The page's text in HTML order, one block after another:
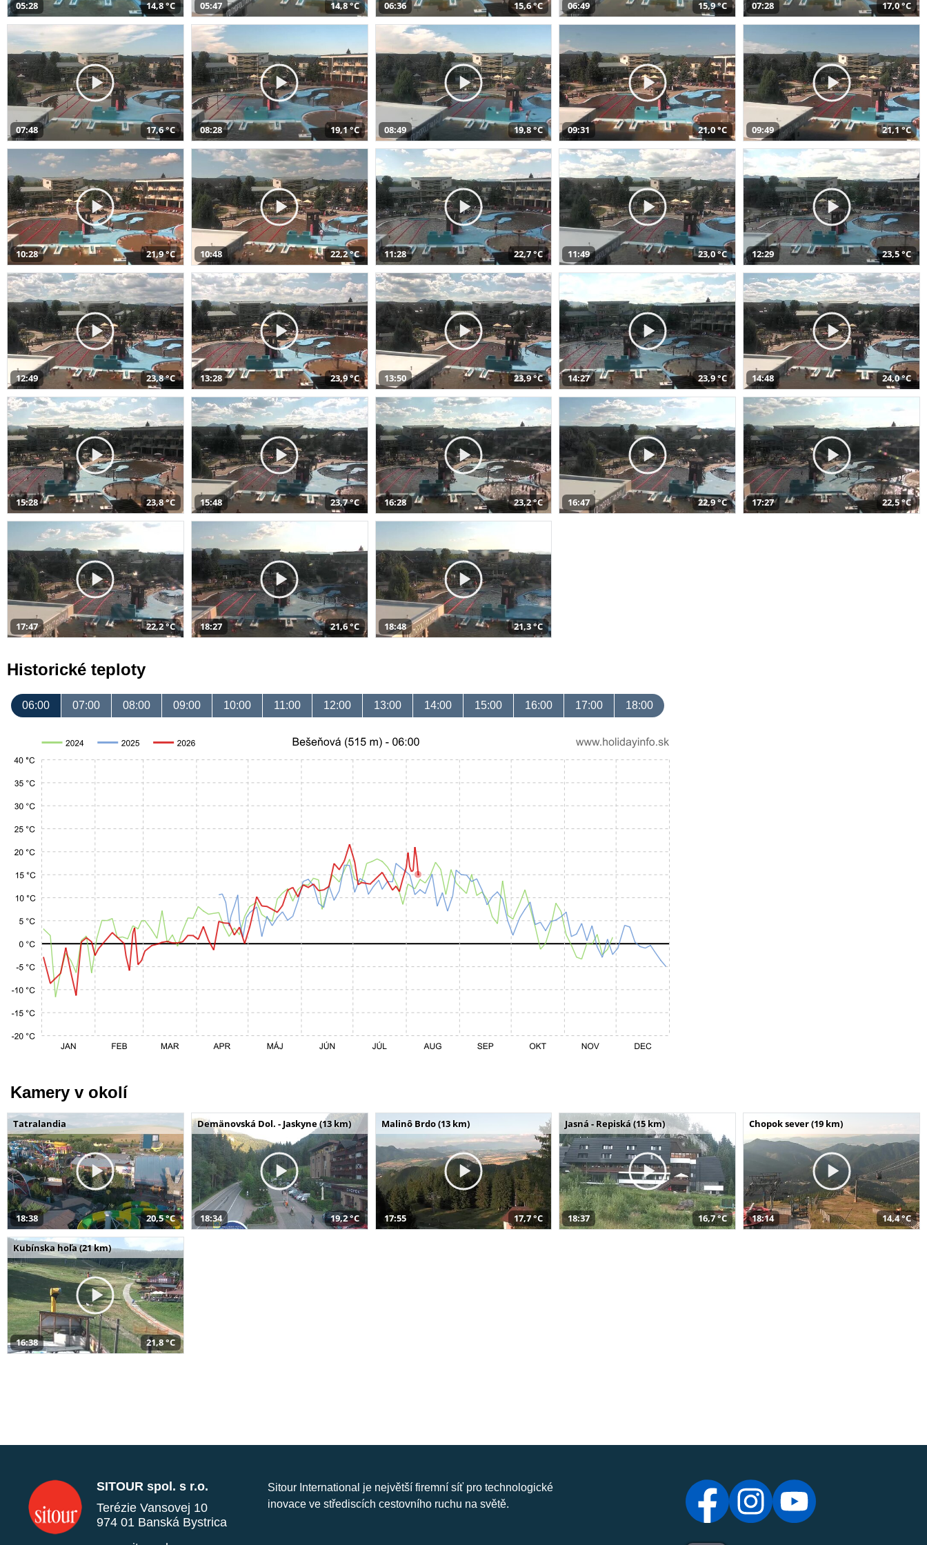
05:28 14,8 °C 05:47 14,8 °C 06:36 15,6 °C 06:49 15,9 °C 07:28 17,0 °C
07:48 17,6 °C 08:28 19,1 °C 08:49 19,8 °C 09:31 21,0 °C 09:49 21,1 °C
10:28 21,9 °C 10:48 22,2 °C 11:28 22,7 °C 11:49 23,0 °C 12:29 23,5 °C
12:49 23,8 °C 13:28 23,9 °C 13:50 23,9 °C 14:27 23,9 °C 14:48 24,0 °C
15:28 23,8 °C 15:48 23,7 °C 16:28 23,2 °C 16:47 22,9 °C 17:27 22,5 °C
17:47 22,2 °C 18:27 21,6 °C 18:48 21,3 °C
Historické teploty
06:00 07:00 08:00 09:00 10:00 11:00 12:00 13:00 14:00 15:00 16:00 17:00 18:00
Kamery v okolí
Tatralandia
18:38 20,5 °C
Demänovská Dol. - Jaskyne (13 km)
18:34 19,2 °C
Malinô Brdo (13 km)
17:55 17,7 °C
Jasná - Repiská (15 km)
18:37 16,7 °C
Chopok sever (19 km)
18:14 14,4 °C
Kubínska hoľa (21 km)
16:38 21,8 °C
SITOUR spol. s r.o.
Terézie Vansovej 10
974 01 Banská Bystrica
Sitour International je největší firemní síť pro technologické
inovace ve střediscích cestovního ruchu na světě.